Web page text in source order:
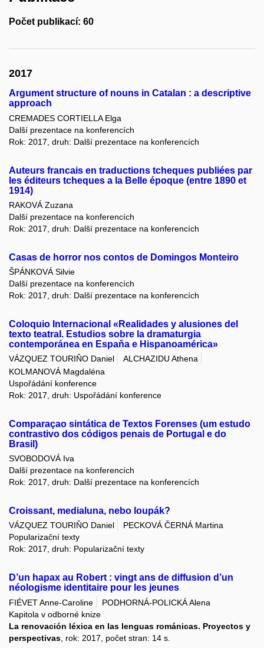
Počet publikací: 60
2017
Argument structure of nouns in Catalan : a descriptive
approach
CREMADES CORTIELLA Elga
Další prezentace na konferencích
Rok: 2017, druh: Další prezentace na konferencích
Auteurs francais en traductions tcheques publiées par
les éditeurs tcheques a la Belle époque (entre 1890 et
1914)
RAKOVÁ Zuzana
Další prezentace na konferencích
Rok: 2017, druh: Další prezentace na konferencích
Casas de horror nos contos de Domingos Monteiro
ŠPÁNKOVÁ Silvie
Další prezentace na konferencích
Rok: 2017, druh: Další prezentace na konferencích
Coloquio Internacional «Realidades y alusiones del
texto teatral. Estudios sobre la dramaturgia
contemporánea en Espaňa e Hispanoamérica»
VÁZQUEZ TOURIŇO Daniel
ALCHAZIDU Athena
KOLMANOVÁ Magdaléna
Uspořádání konference
Rok: 2017, druh: Uspořádání konference
Comparaçao sintática de Textos Forenses (um estudo
contrastivo dos códigos penais de Portugal e do
Brasil)
SVOBODOVÁ Iva
Další prezentace na konferencích
Rok: 2017, druh: Další prezentace na konferencích
Croissant, medialuna, nebo loupák?
VÁZQUEZ TOURIŇO Daniel
PECKOVÁ ČERNÁ Martina
Popularizační texty
Rok: 2017, druh: Popularizační texty
D’un hapax au Robert : vingt ans de diffusion d’un
néologisme identitaire pour les jeunes
FIÉVET Anne-Caroline
PODHORNÁ-POLICKÁ Alena
Kapitola v odborné knize
La renovación léxica en las lenguas románicas. Proyectos y
perspectivas , rok: 2017, počet stran: 14 s.